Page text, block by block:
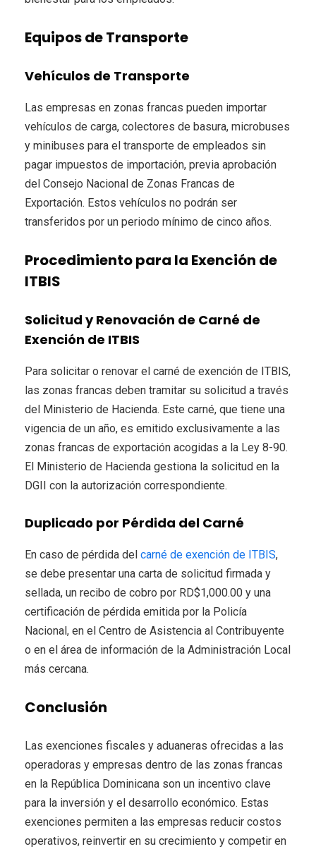
Equipos de Transporte
Vehículos de Transporte
Las empresas en zonas francas pueden importar
vehículos de carga, colectores de basura, microbuses
y minibuses para el transporte de empleados sin
pagar impuestos de importación, previa aprobación
del Consejo Nacional de Zonas Francas de
Exportación. Estos vehículos no podrán ser
transferidos por un periodo mínimo de cinco años.
Procedimiento para la Exención de
ITBIS
Solicitud y Renovación de Carné de
Exención de ITBIS
Para solicitar o renovar el carné de exención de ITBIS,
las zonas francas deben tramitar su solicitud a través
del Ministerio de Hacienda. Este carné, que tiene una
vigencia de un año, es emitido exclusivamente a las
zonas francas de exportación acogidas a la Ley 8-90.
El Ministerio de Hacienda gestiona la solicitud en la
DGII con la autorización correspondiente.
Duplicado por Pérdida del Carné
En caso de pérdida del carné de exención de ITBIS,
se debe presentar una carta de solicitud firmada y
sellada, un recibo de cobro por RD$1,000.00 y una
certificación de pérdida emitida por la Policía
Nacional, en el Centro de Asistencia al Contribuyente
o en el área de información de la Administración Local
más cercana.
Conclusión
Las exenciones fiscales y aduaneras ofrecidas a las
operadoras y empresas dentro de las zonas francas
en la República Dominicana son un incentivo clave
para la inversión y el desarrollo económico. Estas
exenciones permiten a las empresas reducir costos
operativos, reinvertir en su crecimiento y competir en